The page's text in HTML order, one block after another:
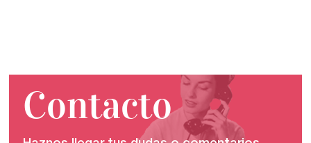
Contacto